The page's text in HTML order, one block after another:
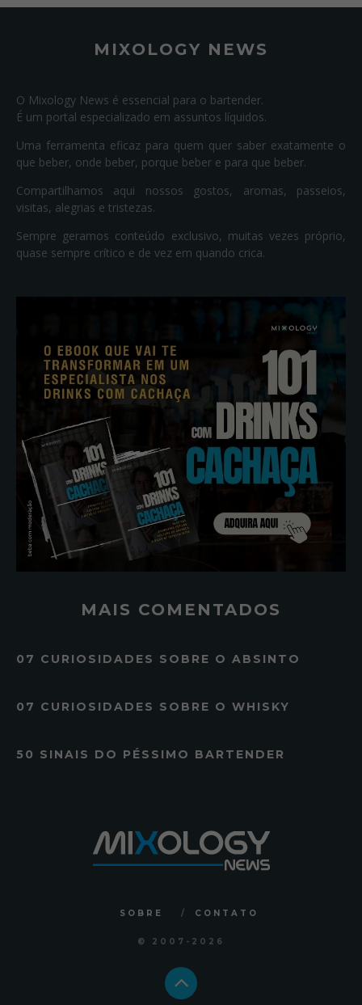
MIXOLOGY NEWS
O Mixology News é essencial para o bartender.
É um portal especializado em assuntos líquidos.
Uma ferramenta eficaz para quem quer saber exatamente o
que beber, onde beber, porque beber e para que beber.
Compartilhamos aqui nossos gostos, aromas, passeios,
visitas, alegrias e tristezas.
Sempre geramos conteúdo exclusivo, muitas vezes próprio,
quase sempre crítico e de vez em quando crica.
MAIS COMENTADOS
07 CURIOSIDADES SOBRE O ABSINTO
07 CURIOSIDADES SOBRE O WHISKY
50 SINAIS DO PÉSSIMO BARTENDER
SOBRE CONTATO
© 2007 -2026